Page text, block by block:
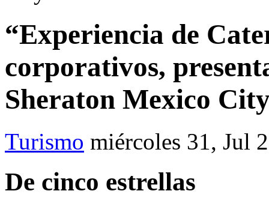
“Experiencia de
corporativos,
Sheraton Mexico
Turismo miércoles 31, Jul
De cinco estrellas